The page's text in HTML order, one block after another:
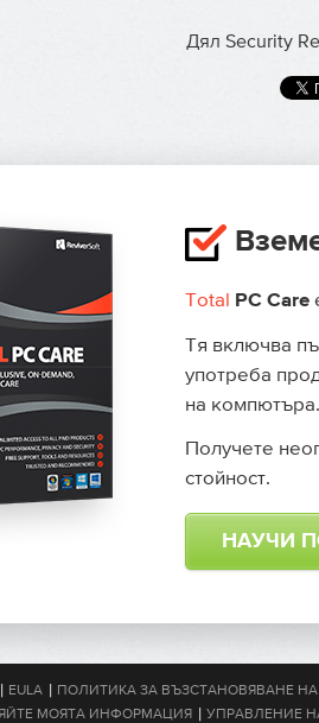
Дял Security
Total PC Care
Тя включва
употреба
на компютъра.
Получете
стойност.
НАУЧИ
| EULA | ПОЛИТИКА ЗА ВЪЗСТАНОВЯВАНЕ
МОЯТА ИНФОРМАЦИЯ | УПРАВЛЕНИЕ